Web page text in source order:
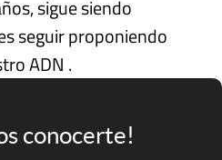
sigue siendo
seguir proponiendo
ADN .
conocerte!